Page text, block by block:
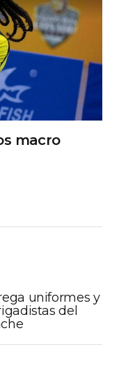
macro
uniformes y
del